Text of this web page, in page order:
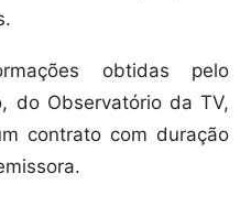
obtidas pelo
do Observatório da TV,
contrato com duração